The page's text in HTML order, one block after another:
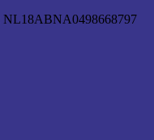
NL18ABNA0498668797